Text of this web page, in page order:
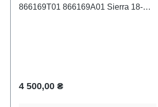
866169T01 866169A01 Sierra 18-
Обычная цена:
4 500,00 ₴